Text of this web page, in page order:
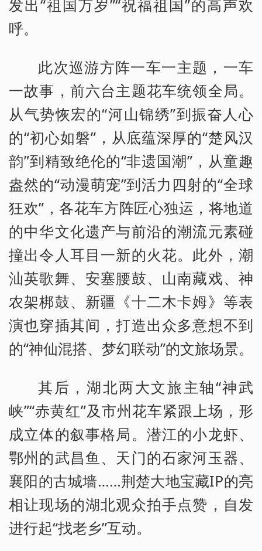
发出“祖国万岁”“祝福祖国”的高声欢
呼。
此次巡游方阵一车一主题，一车
一故事，前六台主题花车统领全局。
从气势恢宏的“河山锦绣”到振奋人心
的“初心如磐”，从底蕴深厚的“楚风汉
韵”到精致绝伦的“非遗国潮”，从童趣
盎然的“动漫萌宠”到活力四射的“全球
狂欢”，各花车方阵匠心独运，将地道
的中华文化遗产与前沿的潮流元素碰
撞出令人耳目一新的火花。此外，潮
汕英歌舞、安塞腰鼓、山南藏戏、神
农架梆鼓、新疆《十二木卡姆》等表
演也穿插其间，打造出众多意想不到
的“神仙混搭、梦幻联动”的文旅场景。
其后，湖北两大文旅主轴“神武
峡”“赤黄红”及市州花车紧跟上场，形
成立体的叙事格局。潜江的小龙虾、
鄂州的武昌鱼、天门的石家河玉器、
襄阳的古城墙……荆楚大地宝藏IP的亮
相让现场的湖北观众拍手点赞，自发
进行起“找老乡”互动。